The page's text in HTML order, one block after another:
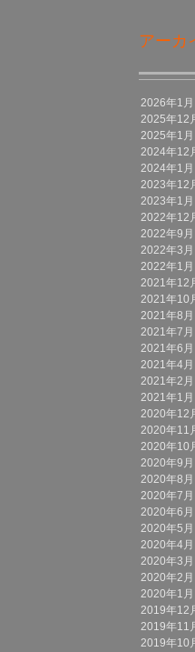
アーカ
2026年1月
2025年12
2025年1月
2024年12
2024年1月
2023年12
2023年1月
2022年12
2022年9月
2022年3月
2022年1月
2021年12
2021年10
2021年8月
2021年7月
2021年6月
2021年4月
2021年2月
2021年1月
2020年12
2020年11
2020年10
2020年9月
2020年8月
2020年7月
2020年6月
2020年5月
2020年4月
2020年3月
2020年2月
2020年1月
2019年12
2019年11
2019年10